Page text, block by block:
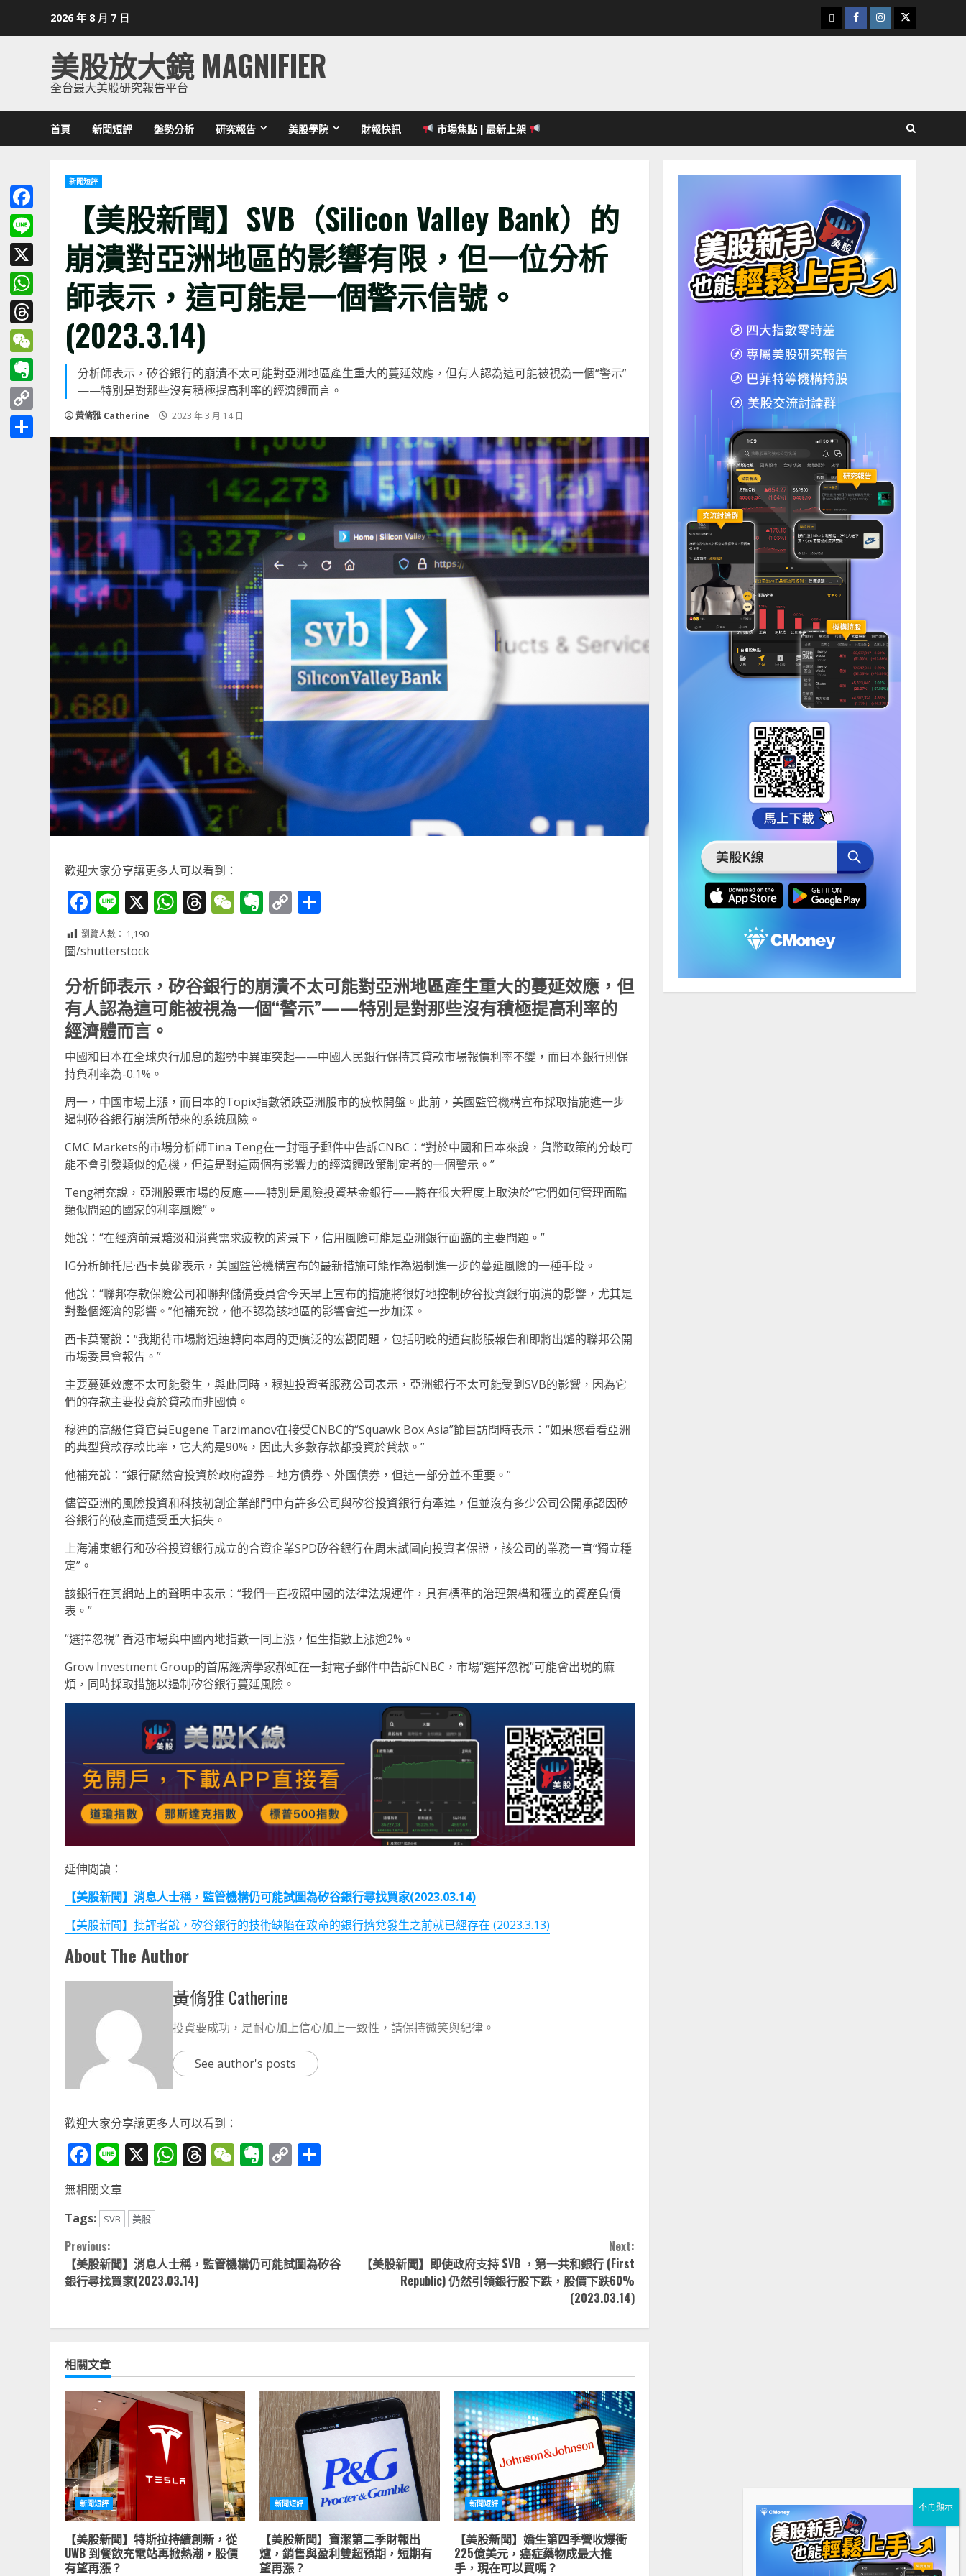
2026 年 8 月 7 日
下
載
Facebook
Instagram
Twitter
美股放大鏡 MAGNIFIER
全台最大美股研究報告平台
首頁 新聞短評 盤勢分析 研究報告 美股學院 財報快訊 市場焦點 | 最新上架
新聞短評
【美股新聞】SVB（Silicon Valley Bank）的
崩潰對亞洲地區的影響有限，但一位分析
師表示，這可能是一個警示信號。
(2023.3.14)
分析師表示，矽谷銀行的崩潰不太可能對亞洲地區產生重大的蔓延效應，但有人認為這可能被視為一個“警示”
——特別是對那些沒有積極提高利率的經濟體而言。
黃脩雅 Catherine 2023 年 3 月 14 日
歡迎大家分享讓更多人可以看到：
Facebook
Line
X WhatsApp
Threads
WeChat
Evernote
Copy
瀏覽人數： 1,190
圖/shutterstock
分析師表示，矽谷銀行的崩潰不太可能對亞洲地區產生重大的蔓延效應，但
有人認為這可能被視為一個“警示”——特別是對那些沒有積極提高利率的
經濟體而言。
中國和日本在全球央行加息的趨勢中異軍突起——中國人民銀行保持其貸款市場報價利率不變，而日本銀行則保
持負利率為-0.1%。
周一，中國市場上漲，而日本的Topix指數領跌亞洲股市的疲軟開盤。此前，美國監管機構宣布採取措施進一步
遏制矽谷銀行崩潰所帶來的系統風險。
CMC Markets的市場分析師Tina Teng在一封電子郵件中告訴CNBC：“對於中國和日本來說，貨幣政策的分歧可
能不會引發類似的危機，但這是對這兩個有影響力的經濟體政策制定者的一個警示。”
Teng補充說，亞洲股票市場的反應——特別是風險投資基金銀行——將在很大程度上取決於“它們如何管理面臨
類似問題的國家的利率風險”。
她說：“在經濟前景黯淡和消費需求疲軟的背景下，信用風險可能是亞洲銀行面臨的主要問題。”
IG分析師托尼·西卡莫爾表示，美國監管機構宣布的最新措施可能作為遏制進一步的蔓延風險的一種手段。
他說：“聯邦存款保險公司和聯邦儲備委員會今天早上宣布的措施將很好地控制矽谷投資銀行崩潰的影響，尤其是
對整個經濟的影響。”他補充說，他不認為該地區的影響會進一步加深。
西卡莫爾說：“我期待市場將迅速轉向本周的更廣泛的宏觀問題，包括明晚的通貨膨脹報告和即將出爐的聯邦公開
市場委員會報告。”
主要蔓延效應不太可能發生，與此同時，穆迪投資者服務公司表示，亞洲銀行不太可能受到SVB的影響，因為它
們的存款主要投資於貸款而非國債。
穆迪的高級信貸官員Eugene Tarzimanov在接受CNBC的“Squawk Box Asia”節目訪問時表示：“如果您看看亞洲
的典型貸款存款比率，它大約是90%，因此大多數存款都投資於貸款。”
他補充說：“銀行顯然會投資於政府證券 – 地方債券、外國債券，但這一部分並不重要。”
儘管亞洲的風險投資和科技初創企業部門中有許多公司與矽谷投資銀行有牽連，但並沒有多少公司公開承認因矽
谷銀行的破產而遭受重大損失。
上海浦東銀行和矽谷投資銀行成立的合資企業SPD矽谷銀行在周末試圖向投資者保證，該公司的業務一直“獨立穩
定”。
該銀行在其網站上的聲明中表示：“我們一直按照中國的法律法規運作，具有標準的治理架構和獨立的資產負債
表。”
“選擇忽視” 香港市場與中國內地指數一同上漲，恒生指數上漲逾2%。
Grow Investment Group的首席經濟學家郝虹在一封電子郵件中告訴CNBC，市場“選擇忽視”可能會出現的麻
煩，同時採取措施以遏制矽谷銀行蔓延風險。
延伸閱讀：
【美股新聞】消息人士稱，監管機構仍可能試圖為矽谷銀行尋找買家(2023.03.14)
【美股新聞】批評者說，矽谷銀行的技術缺陷在致命的銀行擠兌發生之前就已經存在 (2023.3.13)
About The Author
黃脩雅 Catherine
投資要成功，是耐心加上信心加上一致性，請保持微笑與紀律。
See author's posts
歡迎大家分享讓更多人可以看到：
Facebook
Line
X WhatsApp
Threads
WeChat
Evernote
Copy
無相關文章
Tags:
SVB 美股
Continue
Reading
Previous:
【美股新聞】消息人士稱，監管機構仍可能試圖為矽谷
銀行尋找買家(2023.03.14)
Next:
【美股新聞】即使政府支持 SVB ，第一共和銀行 (First
Republic) 仍然引領銀行股下跌，股價下跌60%
(2023.03.14)
相關文章
新聞短評
【美股新聞】特斯拉持續創新，從
UWB 到餐飲充電站再掀熱潮，股價
有望再漲？
新聞短評
【美股新聞】寶潔第二季財報出
爐，銷售與盈利雙超預期，短期有
望再漲？
新聞短評
【美股新聞】嬌生第四季營收爆衝
225億美元，癌症藥物成最大推
手，現在可以買嗎？
Facebook
Line
X
WhatsApp
Threads
WeChat
Evernote
Copy